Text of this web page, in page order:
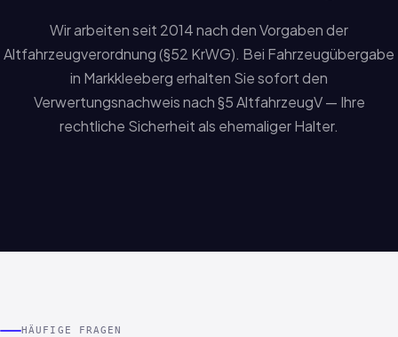
Wir arbeiten seit 2014 nach den Vorgaben der
Altfahrzeugverordnung (§52 KrWG). Bei Fahrzeugübergabe
in Markkleeberg erhalten Sie sofort den
Verwertungsnachweis nach §5 AltfahrzeugV — Ihre
rechtliche Sicherheit als ehemaliger Halter.
HÄUFIGE FRAGEN